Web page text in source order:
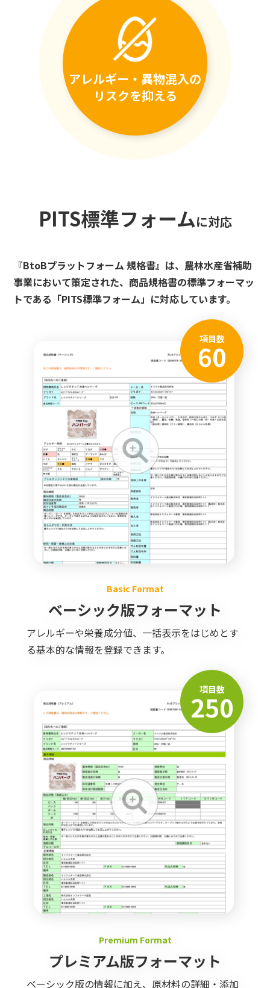
アレルギー・異物混入の
リスクを抑える
PITS標準フォームに対応
『BtoBプラットフォーム 規格書』は、農林水産省補助
事業において策定された、商品規格書の標準フォーマッ
トである「PITS標準フォーム」に対応しています。
項目数
60
Basic Format
ベーシック版フォーマット
アレルギーや栄養成分値、一括表示をはじめとす
る基本的な情報を登録できます。
項目数
250
Premium Format
プレミアム版フォーマット
ベーシック版の情報に加え、原材料の詳細・添加